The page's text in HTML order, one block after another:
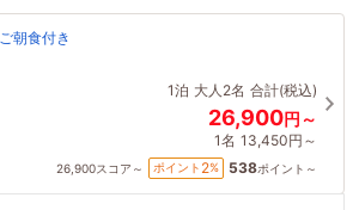
朝食付き
1泊 大人2名 合計(税込)
26,900円～
1名 13,450円～
26,900スコア～ ポイント 2% 538ポイント～